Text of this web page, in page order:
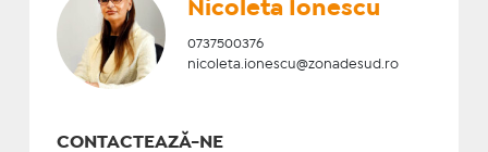
Nicoleta Ionescu
0737500376
nicoleta.ionescu@zonadesud.ro
CONTACTEAZĂ-NE